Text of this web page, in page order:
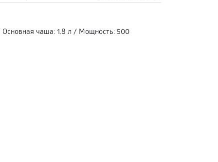
Основная чаша: 1.8 л / Мощность: 500